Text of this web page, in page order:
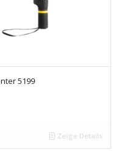
5199
Zeige Details